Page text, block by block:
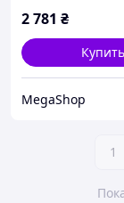
2 781 ₴
Купить
MegaShop
1